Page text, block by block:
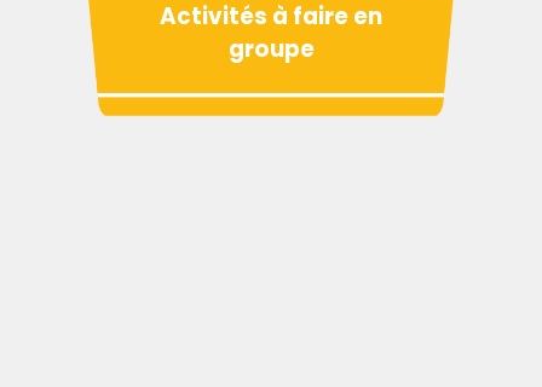
Activités à faire en
groupe